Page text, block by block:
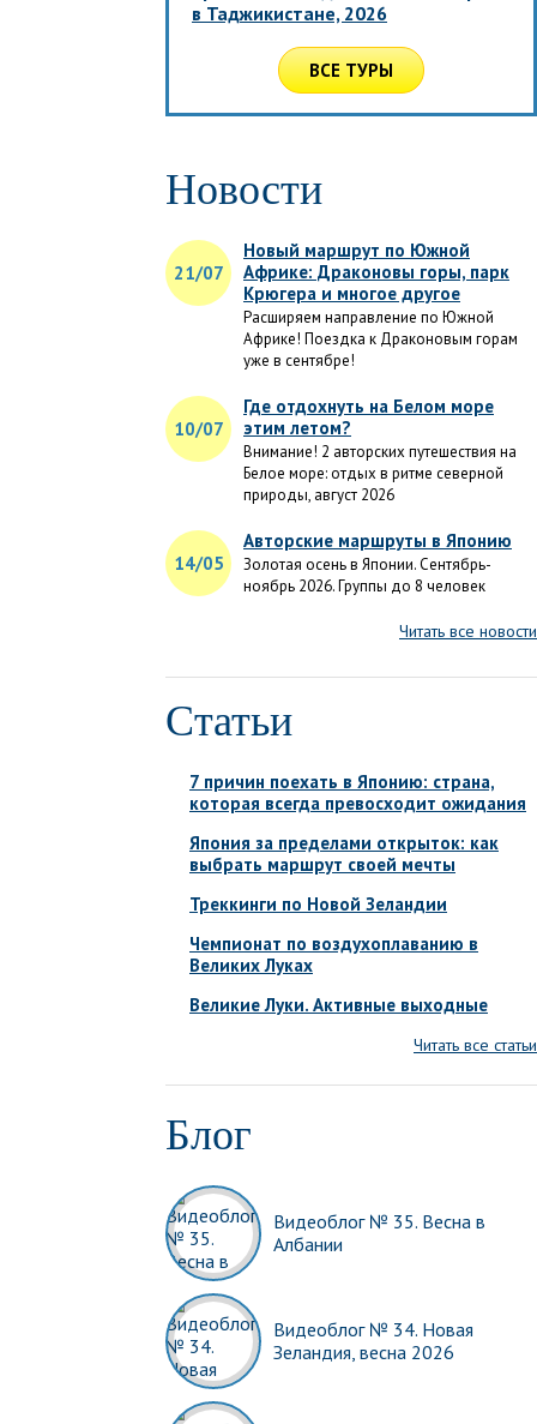
в Таджикистане, 2026
ВСЕ ТУРЫ
Новости
21/07
Новый маршрут по Южной
Африке: Драконовы горы, парк
Крюгера и многое другое
Расширяем направление по Южной
Африке! Поездка к Драконовым горам
уже в сентябре!
10/07
Где отдохнуть на Белом море
этим летом?
Внимание! 2 авторских путешествия на
Белое море: отдых в ритме северной
природы, август 2026
14/05
Авторские маршруты в Японию
Золотая осень в Японии. Сентябрь-
ноябрь 2026. Группы до 8 человек
Читать все новости
Статьи
7 причин поехать в Японию: страна,
которая всегда превосходит ожидания
Япония за пределами открыток: как
выбрать маршрут своей мечты
Треккинги по Новой Зеландии
Чемпионат по воздухоплаванию в
Великих Луках
Великие Луки. Активные выходные
Читать все статьи
Блог
Видеоблог № 35. Весна в
Албании
Видеоблог № 34. Новая
Зеландия, весна 2026